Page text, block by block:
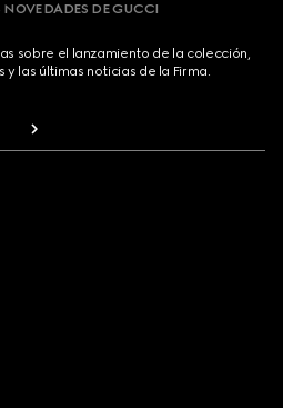
NOVEDADES DE GUCCI
sobre el lanzamiento de la colección,
las últimas noticias de la Firma.